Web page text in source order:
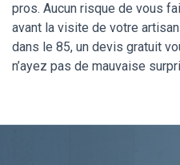
pros. Aucun risque de vous
avant la visite de votre
dans le 85, un devis gratuit
n’ayez pas de mauvaise